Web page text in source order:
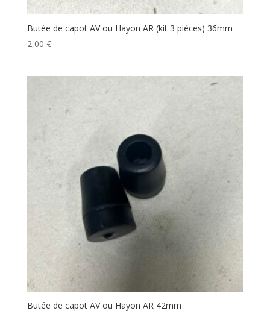
Butée de capot AV ou Hayon AR (kit 3 pièces) 36mm
2,00 €
Butée de capot AV ou Hayon AR 42mm